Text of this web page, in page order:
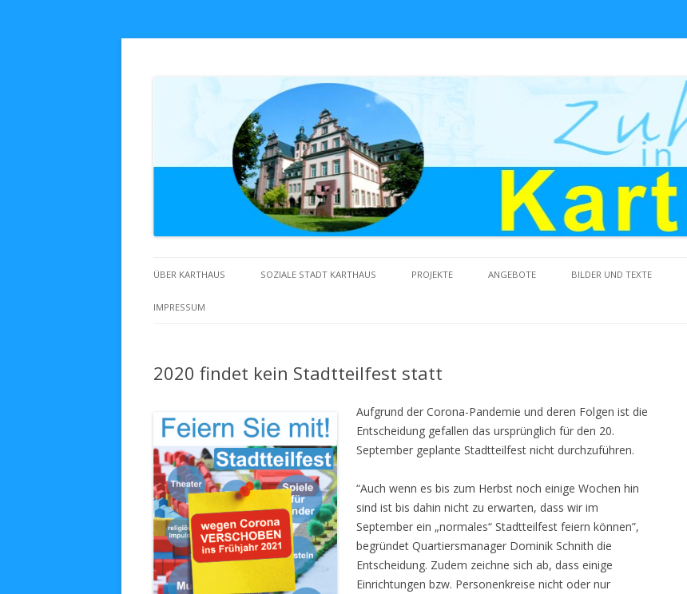
Zuhaus in Karthaus
ÜBER KARTHAUS SOZIALE STADT KARTHAUS PROJEKTE ANGEBOTE BILDER UND TEXTE
IMPRESSUM
2020 findet kein Stadtteilfest statt
Aufgrund der Corona-Pandemie und deren Folgen ist die
Entscheidung gefallen das ursprünglich für den 20.
September geplante Stadtteilfest nicht durchzuführen.
“Auch wenn es bis zum Herbst noch einige Wochen hin
sind ist bis dahin nicht zu erwarten, dass wir im
September ein „normales“ Stadtteilfest feiern können”,
begründet Quartiersmanager Dominik Schnith die
Entscheidung. Zudem zeichne sich ab, dass einige
Einrichtungen bzw. Personenkreise nicht oder nur